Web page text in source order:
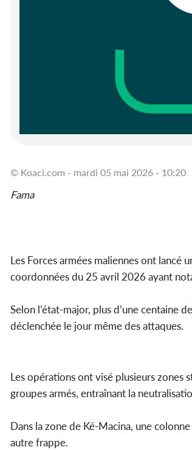
© Koaci.com - mardi 05 mai 2026 - 10:20
Fama
Les Forces armées maliennes ont lancé
coordonnées du 25 avril 2026 ayant
Selon l’état-major, plus d’une centaine
déclenchée le jour même des attaques.
Les opérations ont visé plusieurs zones
groupes armés, entraînant la
Dans la zone de Ké-Macina, une
autre frappe.